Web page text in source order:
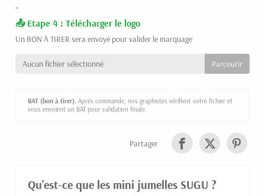
-
Etape 4 : Télécharger le logo
Un BON À TIRER sera envoyé pour valider le marquage
Aucun fichier sélectionné
BAT (bon à tirer). Après commande, nos graphistes vérifient votre fichier et
vous envoient un BAT pour validation finale.
Partager
Qu'est-ce que les mini jumelles SUGU ?